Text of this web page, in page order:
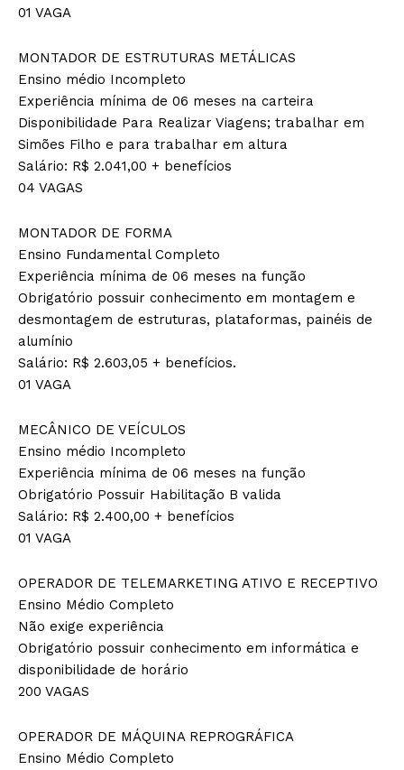
01 VAGA
MONTADOR DE ESTRUTURAS METÁLICAS
Ensino médio Incompleto
Experiência mínima de 06 meses na carteira
Disponibilidade Para Realizar Viagens; trabalhar em
Simões Filho e para trabalhar em altura
Salário: R$ 2.041,00 + benefícios
04 VAGAS
MONTADOR DE FORMA
Ensino Fundamental Completo
Experiência mínima de 06 meses na função
Obrigatório possuir conhecimento em montagem e
desmontagem de estruturas, plataformas, painéis de
alumínio
Salário: R$ 2.603,05 + benefícios.
01 VAGA
MECÂNICO DE VEÍCULOS
Ensino médio Incompleto
Experiência mínima de 06 meses na função
Obrigatório Possuir Habilitação B valida
Salário: R$ 2.400,00 + benefícios
01 VAGA
OPERADOR DE TELEMARKETING ATIVO E RECEPTIVO
Ensino Médio Completo
Não exige experiência
Obrigatório possuir conhecimento em informática e
disponibilidade de horário
200 VAGAS
OPERADOR DE MÁQUINA REPROGRÁFICA
Ensino Médio Completo